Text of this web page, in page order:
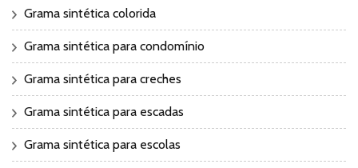
Grama sintética colorida
Grama sintética para condomínio
Grama sintética para creches
Grama sintética para escadas
Grama sintética para escolas